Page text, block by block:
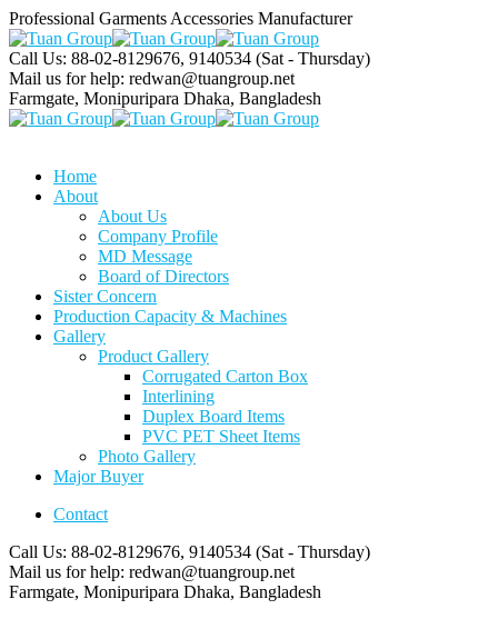
Professional Garments Accessories Manufacturer
Call Us: 88-02-8129676, 9140534 (Sat - Thursday)
Mail us for help: redwan@tuangroup.net
Farmgate, Monipuripara Dhaka, Bangladesh
Home
About
About Us
Company Profile
MD Message
Board of Directors
Sister Concern
Production Capacity & Machines
Gallery
Product Gallery
Corrugated Carton Box
Interlining
Duplex Board Items
PVC PET Sheet Items
Photo Gallery
Major Buyer
Contact
Call Us: 88-02-8129676, 9140534 (Sat - Thursday)
Mail us for help: redwan@tuangroup.net
Farmgate, Monipuripara Dhaka, Bangladesh